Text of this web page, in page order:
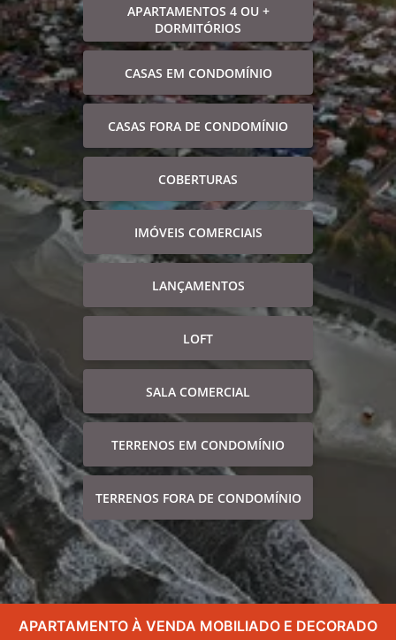
APARTAMENTOS 4 OU +
DORMITÓRIOS
CASAS EM CONDOMÍNIO
CASAS FORA DE CONDOMÍNIO
COBERTURAS
IMÓVEIS COMERCIAIS
LANÇAMENTOS
LOFT
SALA COMERCIAL
TERRENOS EM CONDOMÍNIO
TERRENOS FORA DE CONDOMÍNIO
APARTAMENTO À VENDA MOBILIADO E DECORADO